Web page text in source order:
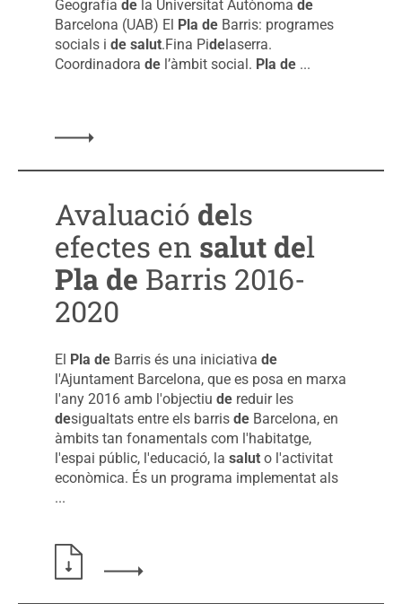
Geografía dela Universitat Autònoma de
Barcelona (UAB) El Pla deBarris: programes
socials i de salut.Fina Pidelaserra.
Coordinadora del’àmbit social. Pla de...
Llegir més sobre: 21/02/2023- Pla de Barris i Salut
Avaluació dels
efectes en salut del
Pla de Barris 2016-
2020
El Pla deBarris és una iniciativa de
l'Ajuntament Barcelona, que es posa en marxa
l'any 2016 amb l'objectiu dereduir les
desigualtats entre els barris deBarcelona, en
àmbits tan fonamentals com l'habitatge,
l'espai públic, l'educació, la saluto l'activitat
econòmica. És un programa implementat als
...
Llegir més sobre: Avaluació dels efectes en